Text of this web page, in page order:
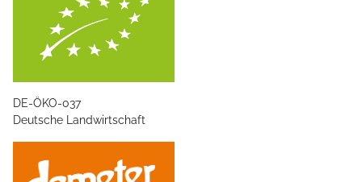
DE-ÖKO-037
Deutsche Landwirtschaft